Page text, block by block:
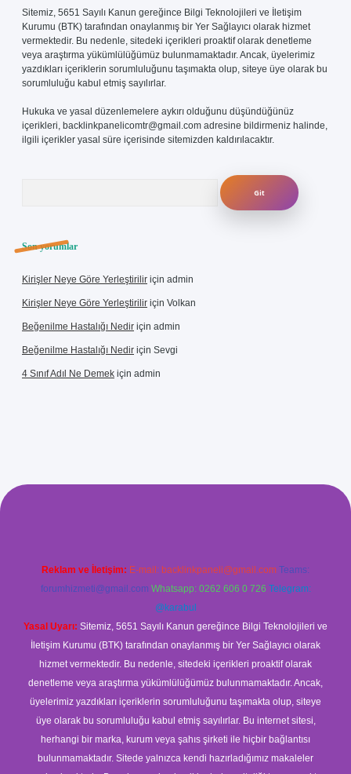
Sitemiz, 5651 Sayılı Kanun gereğince Bilgi Teknolojileri ve İletişim
Kurumu (BTK) tarafından onaylanmış bir Yer Sağlayıcı olarak hizmet
vermektedir. Bu nedenle, sitedeki içerikleri proaktif olarak denetleme
veya araştırma yükümlülüğümüz bulunmamaktadır. Ancak, üyelerimiz
yazdıkları içeriklerin sorumluluğunu taşımakta olup, siteye üye olarak bu
sorumluluğu kabul etmiş sayılırlar.
Hukuka ve yasal düzenlemelere aykırı olduğunu düşündüğünüz
içerikleri, backlinkpanelicomtr@gmail.com adresine bildirmeniz halinde,
ilgili içerikler yasal süre içerisinde sitemizden kaldırılacaktır.
Son yorumlar
Kirişler Neye Göre Yerleştirilir için admin
Kirişler Neye Göre Yerleştirilir için Volkan
Beğenilme Hastalığı Nedir için admin
Beğenilme Hastalığı Nedir için Sevgi
4 Sınıf Adıl Ne Demek için admin
Reklam ve İletişim: E-mail: backlinkpaneli@gmail.com Teams:
forumhizmeti@gmail.com Whatsapp: 0262 606 0 726 Telegram:
@karabul
Yasal Uyarı: Sitemiz, 5651 Sayılı Kanun gereğince Bilgi Teknolojileri ve
İletişim Kurumu (BTK) tarafından onaylanmış bir Yer Sağlayıcı olarak
hizmet vermektedir. Bu nedenle, sitedeki içerikleri proaktif olarak
denetleme veya araştırma yükümlülüğümüz bulunmamaktadır. Ancak,
üyelerimiz yazdıkları içeriklerin sorumluluğunu taşımakta olup, siteye
üye olarak bu sorumluluğu kabul etmiş sayılırlar. Bu internet sitesi,
herhangi bir marka, kurum veya şahıs şirketi ile hiçbir bağlantısı
bulunmamaktadır. Sitede yalnızca kendi hazırladığımız makaleler